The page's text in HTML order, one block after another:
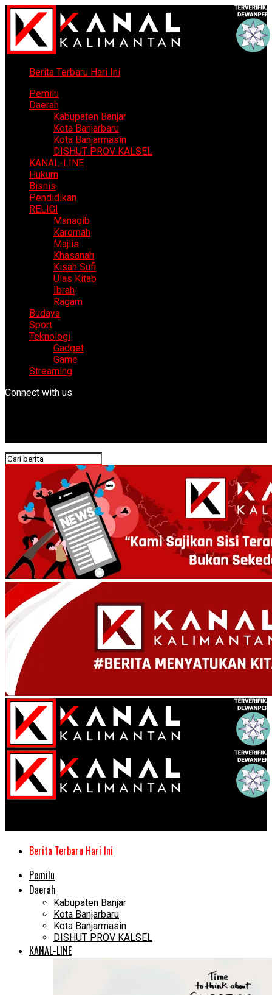
Berita Terbaru Hari Ini
Pemilu
Daerah
Kabupaten Banjar
Kota Banjarbaru
Kota Banjarmasin
DISHUT PROV KALSEL
KANAL-LINE
Hukum
Bisnis
Pendidikan
RELIGI
Manaqib
Karomah
Majlis
Khasanah
Kisah Sufi
Ulas Kitab
Ibrah
Ragam
Budaya
Sport
Teknologi
Gadget
Game
Streaming
Connect with us
Berita Terbaru Hari Ini
Pemilu
Daerah
Kabupaten Banjar
Kota Banjarbaru
Kota Banjarmasin
DISHUT PROV KALSEL
KANAL-LINE